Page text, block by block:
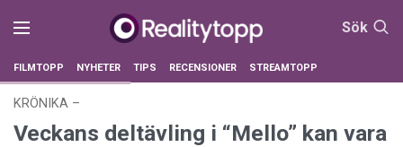
Sök
FILMTOPP NYHETER TIPS RECENSIONER STREAMTOPP
KRÖNIKA –
Veckans deltävling i “Mello” kan vara